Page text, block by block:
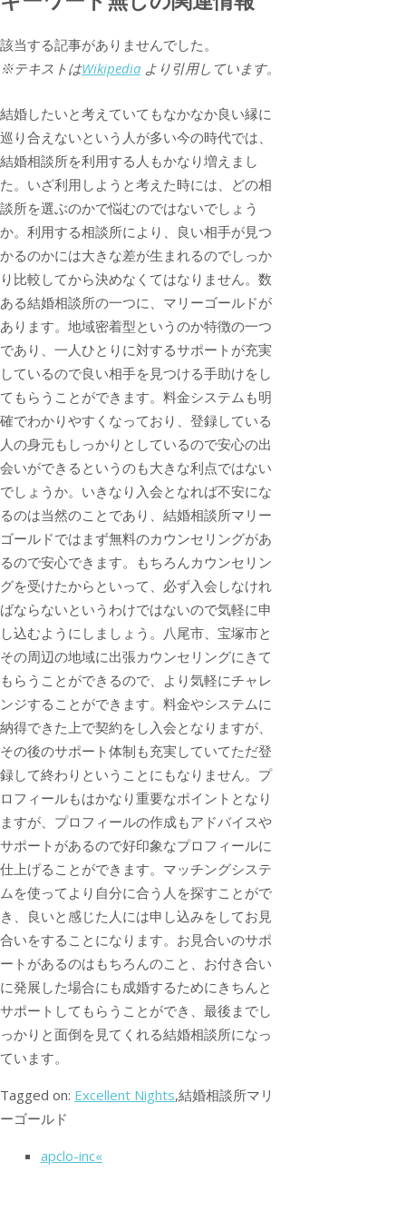
該当する記事がありませんでした。
※テキストはWikipedia より引用しています。
結婚したいと考えていてもなかなか良い縁に
巡り合えないという人が多い今の時代では、
結婚相談所を利用する人もかなり増えまし
た。いざ利用しようと考えた時には、どの相
談所を選ぶのかで悩むのではないでしょう
か。利用する相談所により、良い相手が見つ
かるのかには大きな差が生まれるのでしっか
り比較してから決めなくてはなりません。数
ある結婚相談所の一つに、マリーゴールドが
あります。地域密着型というのか特徴の一つ
であり、一人ひとりに対するサポートが充実
しているので良い相手を見つける手助けをし
てもらうことができます。料金システムも明
確でわかりやすくなっており、登録している
人の身元もしっかりとしているので安心の出
会いができるというのも大きな利点ではない
でしょうか。いきなり入会となれば不安にな
るのは当然のことであり、結婚相談所マリー
ゴールドではまず無料のカウンセリングがあ
るので安心できます。もちろんカウンセリン
グを受けたからといって、必ず入会しなけれ
ばならないというわけではないので気軽に申
し込むようにしましょう。八尾市、宝塚市と
その周辺の地域に出張カウンセリングにきて
もらうことができるので、より気軽にチャレ
ンジすることができます。料金やシステムに
納得できた上で契約をし入会となりますが、
その後のサポート体制も充実していてただ登
録して終わりということにもなりません。プ
ロフィールもはかなり重要なポイントとなり
ますが、プロフィールの作成もアドバイスや
サポートがあるので好印象なプロフィールに
仕上げることができます。マッチングシステ
ムを使ってより自分に合う人を探すことがで
き、良いと感じた人には申し込みをしてお見
合いをすることになります。お見合いのサポ
ートがあるのはもちろんのこと、お付き合い
に発展した場合にも成婚するためにきちんと
サポートしてもらうことができ、最後までし
っかりと面倒を見てくれる結婚相談所になっ
ています。
Tagged on: Excellent Nights,結婚相談所マリ
ーゴールド
apclo-inc«